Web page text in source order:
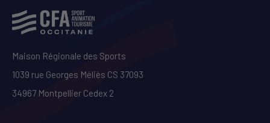
Maison Régionale des Sports
1039 rue Georges Méliès CS 37093
34967 Montpellier Cedex 2